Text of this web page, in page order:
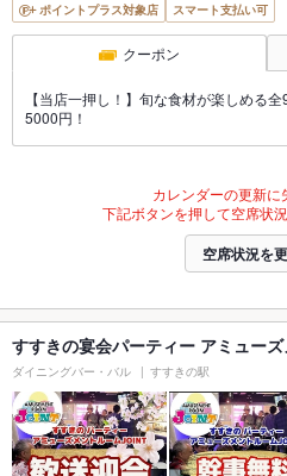
ポイントプラス対象店
スマート支払い可
クーポン
【当店一押し！】旬な食材が楽しめる
5000円！
カレンダーの更新に
下記ボタンを押して空席状
空席状況を
すすきの宴会パーティー アミュー
ダイニングバー・バル すすきの駅